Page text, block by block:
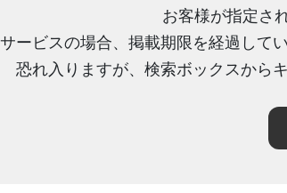
お客様が指定さ
ービスの場合、掲載期限を経過して
恐れ入りますが、検索ボックスから